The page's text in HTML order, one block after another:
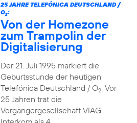
25 JAHRE TELEFÓNICA DEUTSCHLAND /
O2:
Von der Homezone
zum Trampolin der
Digitalisierung
Der 21. Juli 1995 markiert die
Geburtsstunde der heutigen
Telefónica Deutschland / O2. Vor
25 Jahren trat die
Vorgängergesellschaft VIAG